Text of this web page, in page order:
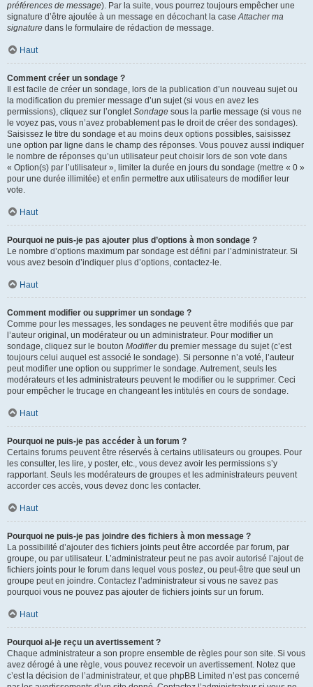
préférences de message). Par la suite, vous pourrez toujours empêcher une
signature d’être ajoutée à un message en décochant la caseAttacher ma
signature dans le formulaire de rédaction de message.
Haut
Comment créer un sondage ?
Il est facile de créer un sondage, lors de la publication d’un nouveau sujet ou
la modification du premier message d’un sujet (si vous en avez les
permissions), cliquez sur l’ongletSondage sous la partie message (si vous ne
le voyez pas, vous n’avez probablement pas le droit de créer des sondages).
Saisissez le titre du sondage et au moins deux options possibles, saisissez
une option par ligne dans le champ des réponses. Vous pouvez aussi indiquer
le nombre de réponses qu’un utilisateur peut choisir lors de son vote dans
« Option(s) par l’utilisateur », limiter la durée en jours du sondage (mettre « 0 »
pour une durée illimitée) et enfin permettre aux utilisateurs de modifier leur
vote.
Haut
Pourquoi ne puis-je pas ajouter plus d’options à mon sondage ?
Le nombre d’options maximum par sondage est défini par l’administrateur. Si
vous avez besoin d’indiquer plus d’options, contactez-le.
Haut
Comment modifier ou supprimer un sondage ?
Comme pour les messages, les sondages ne peuvent être modifiés que par
l’auteur original, un modérateur ou un administrateur. Pour modifier un
sondage, cliquez sur le bouton Modifierdu premier message du sujet (c’est
toujours celui auquel est associé le sondage). Si personne n’a voté, l’auteur
peut modifier une option ou supprimer le sondage. Autrement, seuls les
modérateurs et les administrateurs peuvent le modifier ou le supprimer. Ceci
pour empêcher le trucage en changeant les intitulés en cours de sondage.
Haut
Pourquoi ne puis-je pas accéder à un forum ?
Certains forums peuvent être réservés à certains utilisateurs ou groupes. Pour
les consulter, les lire, y poster, etc., vous devez avoir les permissions s’y
rapportant. Seuls les modérateurs de groupes et les administrateurs peuvent
accorder ces accès, vous devez donc les contacter.
Haut
Pourquoi ne puis-je pas joindre des fichiers à mon message ?
La possibilité d’ajouter des fichiers joints peut être accordée par forum, par
groupe, ou par utilisateur. L’administrateur peut ne pas avoir autorisé l’ajout de
fichiers joints pour le forum dans lequel vous postez, ou peut-être que seul un
groupe peut en joindre. Contactez l’administrateur si vous ne savez pas
pourquoi vous ne pouvez pas ajouter de fichiers joints sur un forum.
Haut
Pourquoi ai-je reçu un avertissement ?
Chaque administrateur a son propre ensemble de règles pour son site. Si vous
avez dérogé à une règle, vous pouvez recevoir un avertissement. Notez que
c’est la décision de l’administrateur, et que phpBB Limited n’est pas concerné